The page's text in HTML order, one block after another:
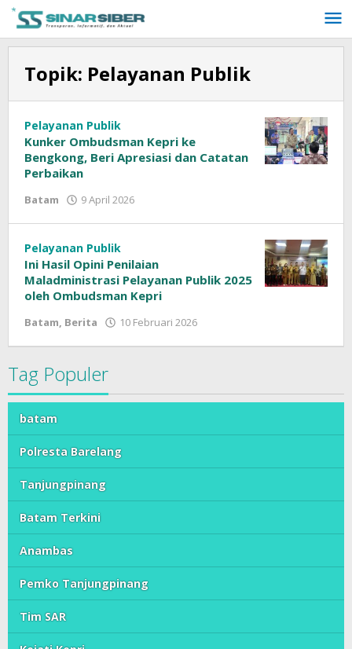
Lewati
konten
Topik: Pelayanan Publik
Pelayanan Publik
Kunker Ombudsman Kepri ke
Bengkong, Beri Apresiasi dan Catatan
Perbaikan
Batam 9 April 2026
Pelayanan Publik
Ini Hasil Opini Penilaian
Maladministrasi Pelayanan Publik 2025
oleh Ombudsman Kepri
Batam, Berita 10 Februari 2026
Tag Populer
batam
Polresta Barelang
Tanjungpinang
Batam Terkini
Anambas
Pemko Tanjungpinang
Tim SAR